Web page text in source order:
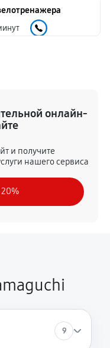
велотренажёра
велотренажёра
блока оборудования
онлайн-
и получите
нашего сервиса
20%
9